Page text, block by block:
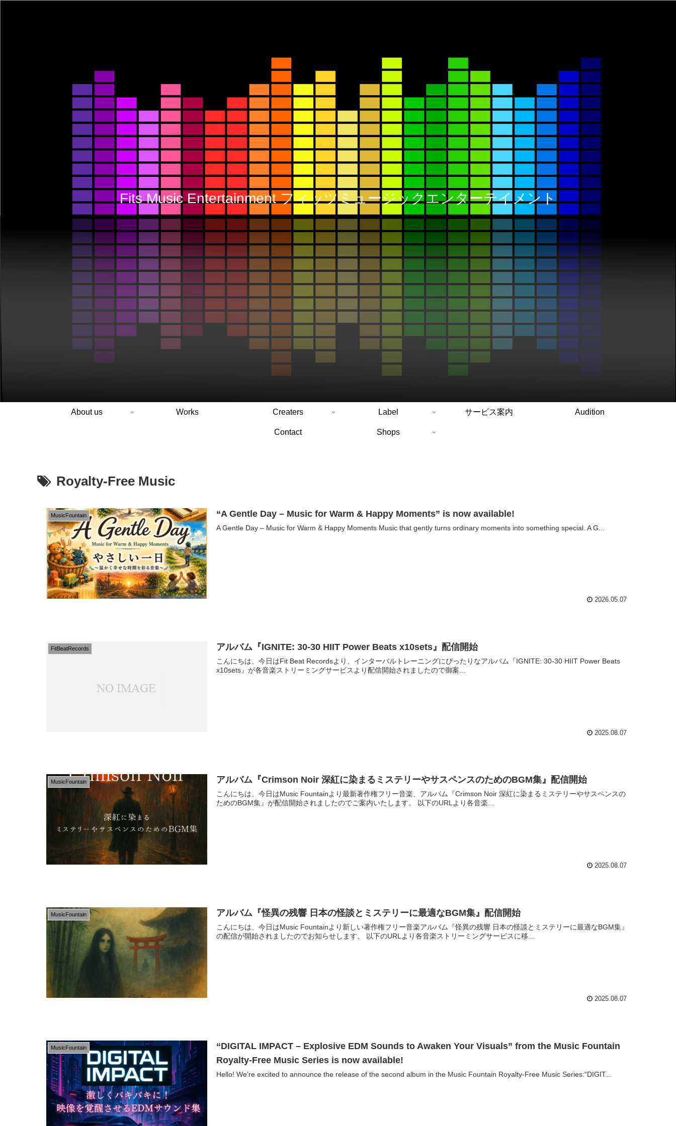
Fits Music Entertainment フィッツミュージックエンターテイメント
About us Works Creaters Label サービス案内 Audition
Contact Shops
Royalty-Free Music
MusicFountain “A Gentle Day – Music for Warm & Happy Moments” is now available!
A Gentle Day – Music for Warm & Happy Moments Music that gently turns ordinary moments into something special. A G...
2026.05.07
FitBeatRecords アルバム『IGNITE: 30-30 HIIT Power Beats x10sets』配信開始
こんにちは、今日はFit Beat Recordsより、インターバルトレーニングにぴったりなアルバム『IGNITE: 30-30 HIIT Power Beats
x10sets』が各音楽ストリーミングサービスより配信開始されましたので御案...
2025.08.07
MusicFountain アルバム『Crimson Noir 深紅に染まるミステリーやサスペンスのためのBGM集』配信開始
こんにちは、今日はMusic Fountainより最新著作権フリー音楽、アルバム『Crimson Noir 深紅に染まるミステリーやサスペンスの
ためのBGM集』が配信開始されましたのでご案内いたします。 以下のURLより各音楽...
2025.08.07
MusicFountain アルバム『怪異の残響 日本の怪談とミステリーに最適なBGM集』配信開始
こんにちは、今日はMusic Fountainより新しい著作権フリー音楽アルバム『怪異の残響 日本の怪談とミステリーに最適なBGM集』
の配信が開始されましたのでお知らせします。 以下のURLより各音楽ストリーミングサービスに移...
2025.08.07
MusicFountain
“DIGITAL IMPACT – Explosive EDM Sounds to Awaken Your Visuals” from the Music Fountain
Royalty-Free Music Series is now available!
Hello! We’re excited to announce the release of the second album in the Music Fountain Royalty-Free Music Series:“DIGIT...